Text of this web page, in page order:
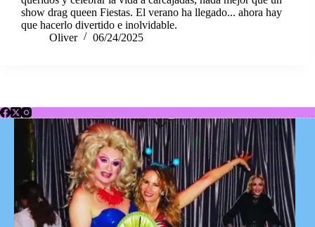
show drag queen Fiestas. El verano ha llegado... ahora hay
que hacerlo divertido e inolvidable.
Oliver
06/24/2025